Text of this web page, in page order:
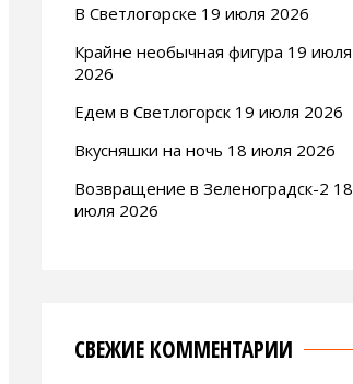
В Светлогорске 19 июля 2026
Крайне необычная фигура 19 июля
2026
Едем в Светлогорск 19 июля 2026
Вкусняшки на ночь 18 июля 2026
Возвращение в Зеленоградск-2 18
июля 2026
СВЕЖИЕ КОММЕНТАРИИ